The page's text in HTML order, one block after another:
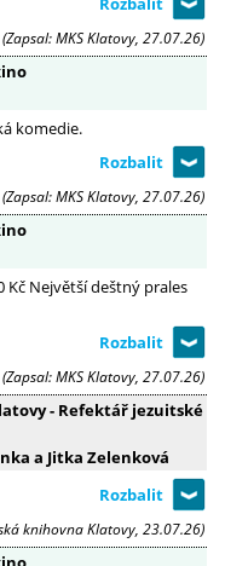
(Zapsal: MKS Klatovy, 27.07.26)
komedie.
(Zapsal: MKS Klatovy, 27.07.26)
Největší deštný prales
(Zapsal: MKS Klatovy, 27.07.26)
- Refektář jezuitské
a Jitka Zelenková
knihovna Klatovy, 23.07.26)